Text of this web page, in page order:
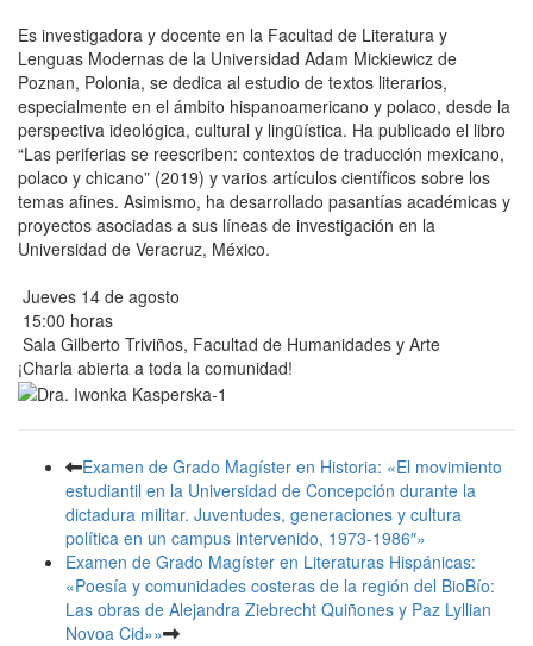
Es investigadora y docente en la Facultad de Literatura y
Lenguas Modernas de la Universidad Adam Mickiewicz de
Poznan, Polonia, se dedica al estudio de textos literarios,
especialmente en el ámbito hispanoamericano y polaco, desde la
perspectiva ideológica, cultural y lingüística. Ha publicado el libro
“Las periferias se reescriben: contextos de traducción mexicano,
polaco y chicano” (2019) y varios artículos científicos sobre los
temas afines. Asimismo, ha desarrollado pasantías académicas y
proyectos asociadas a sus líneas de investigación en la
Universidad de Veracruz, México.
Jueves 14 de agosto
15:00 horas
Sala Gilberto Triviños, Facultad de Humanidades y Arte
¡Charla abierta a toda la comunidad!
Examen de Grado Magíster en Historia: «El movimiento
estudiantil en la Universidad de Concepción durante la
dictadura militar. Juventudes, generaciones y cultura
política en un campus intervenido, 1973-1986″»
Examen de Grado Magíster en Literaturas Hispánicas:
«Poesía y comunidades costeras de la región del BioBío:
Las obras de Alejandra Ziebrecht Quiñones y Paz Lyllian
Novoa Cid»»